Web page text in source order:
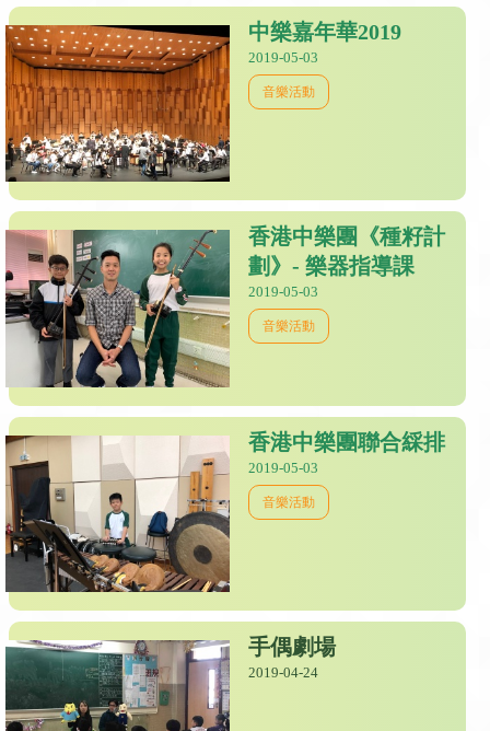
中樂嘉年華2019
2019-05-03
音樂活動
香港中樂團《種籽計
劃》- 樂器指導課
2019-05-03
音樂活動
香港中樂團聯合綵排
2019-05-03
音樂活動
手偶劇場
2019-04-24